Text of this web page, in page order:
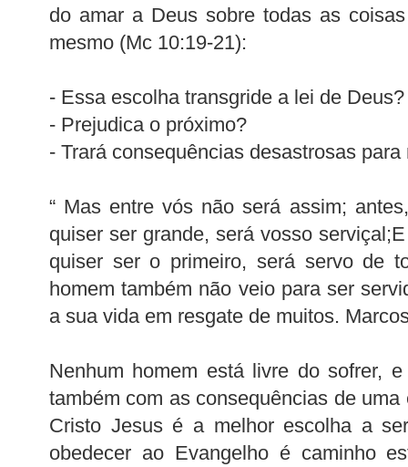
do amar a Deus sobre todas as
mesmo (Mc 10:19-21):
- Essa escolha transgride a lei de Deus?
- Prejudica o próximo?
- Trará consequências desastrosas para
“ Mas entre vós não será assim;
quiser ser grande, será vosso
quiser ser o primeiro, será servo de
homem também não veio para ser
a sua vida em resgate de muitos.
Nenhum homem está livre do sofrer,
também com as consequências de
Cristo Jesus é a melhor escolha a
obedecer ao Evangelho é caminho